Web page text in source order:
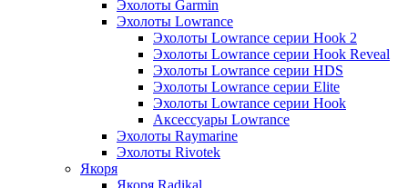
Эхолоты Garmin
Эхолоты Lowrance
Эхолоты Lowrance серии Hook 2
Эхолоты Lowrance серии Hook Reveal
Эхолоты Lowrance серии HDS
Эхолоты Lowrance серии Elite
Эхолоты Lowrance серии Hook
Аксессуары Lowrance
Эхолоты Raymarine
Эхолоты Rivotek
Якоря
Якоря Radikal